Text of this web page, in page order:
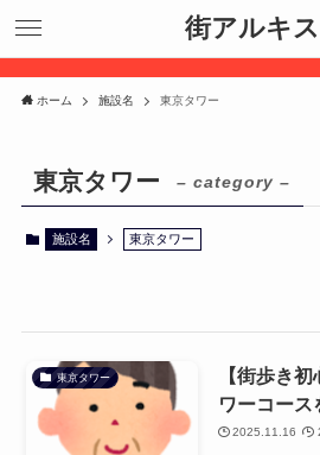
街アルキ
ホーム 施設名 東京タワー
東京タワー – category –
施設名 東京タワー
東京タワー
【街歩き
ワーコース
2025.11.16